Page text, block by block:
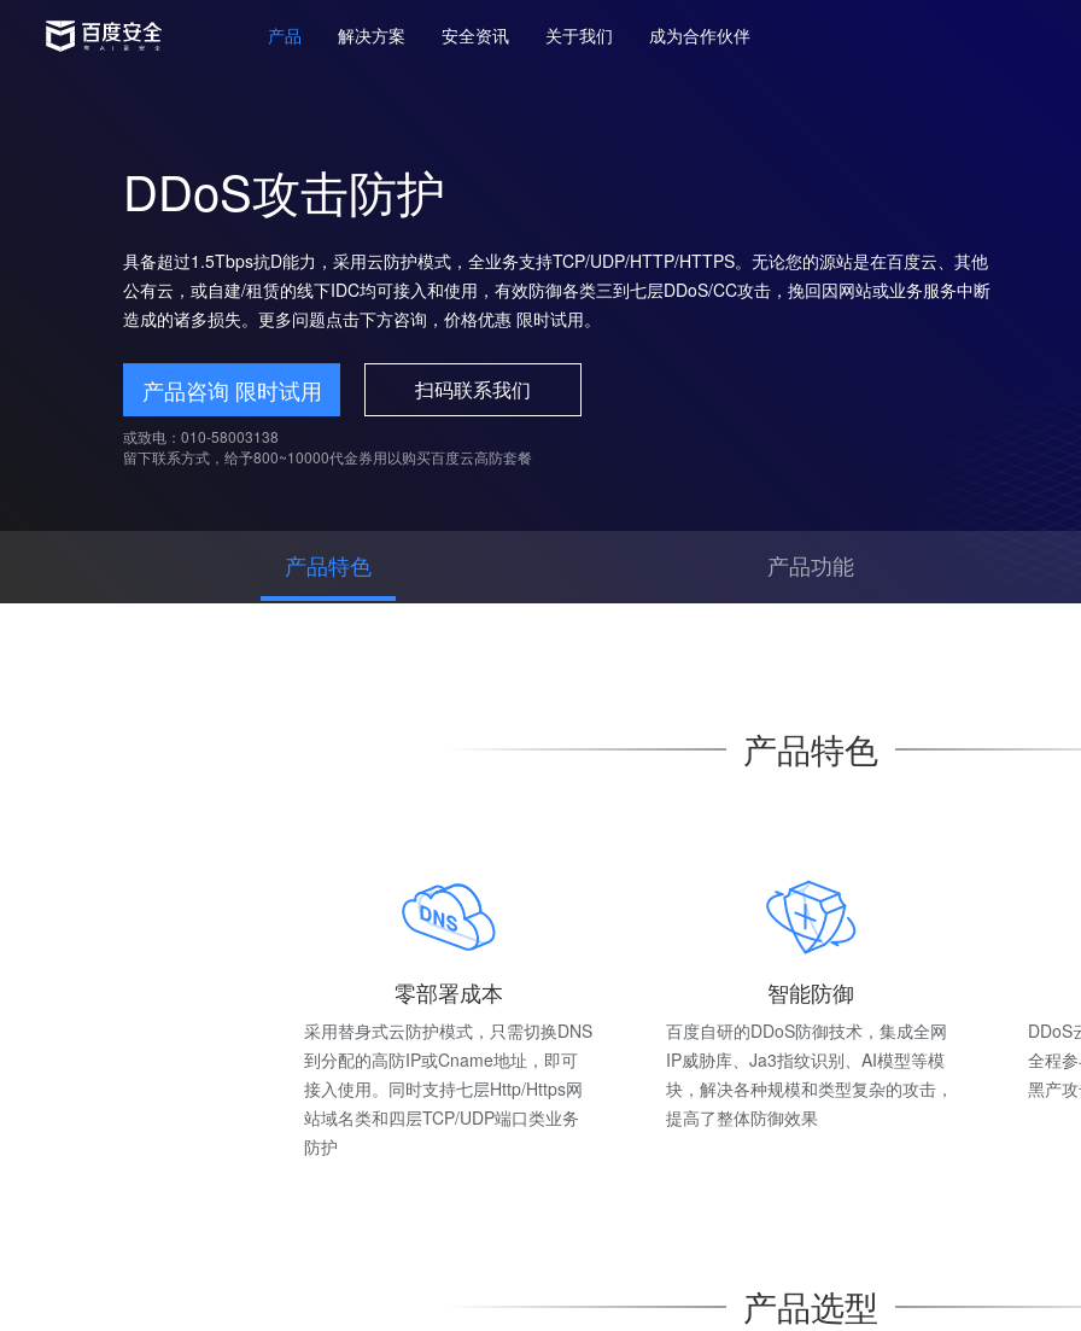
产品 解决方案 安全资讯 关于我们 成为合作伙伴
DDoS攻击防护
具备超过1.5Tbps抗D能力，采用云防护模式，全业务支持TCP/UDP/HTTP/HTTPS。无论您的源站是在百度云、其他
公有云，或自建/租赁的线下IDC均可接入和使用，有效防御各类三到七层DDoS/CC攻击，挽回因网站或业务服务中断
造成的诸多损失。更多问题点击下方咨询，价格优惠 限时试用。
产品咨询 限时试用 扫码联系我们
或致电：010-58003138
留下联系方式，给予800~10000代金券用以购买百度云高防套餐
产品特色 产品功能
产品特色
零部署成本
采用替身式云防护模式，只需切换DNS
到分配的高防IP或Cname地址，即可
接入使用。同时支持七层Http/Https网
站域名类和四层TCP/UDP端口类业务
防护
智能防御
百度自研的DDoS防御技术，集成全网
IP威胁库、Ja3指纹识别、AI模型等模
块，解决各种规模和类型复杂的攻击，
提高了整体防御效果
DDoS
全程
黑产
产品选型